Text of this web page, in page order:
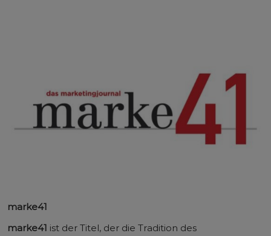
marke41
marke41 ist der Titel, der die Tradition des